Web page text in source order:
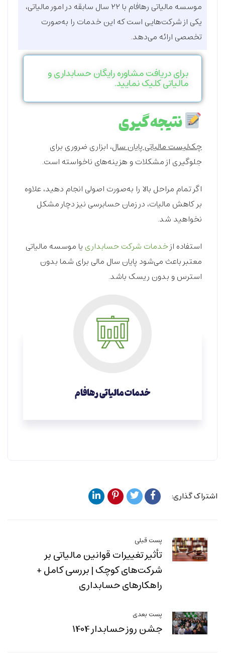
موسسه مالیاتی رهافام
با ۲۲ سال سابقه در امور مالیاتی،
یکی از شرکت‌هایی است که این خدمات را به‌صورت
تخصصی ارائه می‌دهد.
برای دریافت مشاوره رایگان حسابداری و
مالیاتی کلیک نمایید.
نتیجه گیری
چک‌لیست مالیاتی پایان سال، ابزاری ضروری برای
جلوگیری از مشکلات و هزینه‌های ناخواسته است.
اگر تمام مراحل بالا را به‌صورت اصولی انجام دهید، علاوه
بر کاهش مالیات، در زمان حسابرسی نیز دچار مشکل
نخواهید شد.
استفاده ازخدمات شرکت حسابداری یا موسسه مالیاتی
معتبر باعث می‌شود پایان سال مالی برای شما بدون
استرس و بدون ریسک باشد.
خدمات مالیاتی رهافام
اشتراک گذاری:
پست قبلی
تأثیر تغییرات قوانین مالیاتی بر
شرکت‌های کوچک | بررسی کامل +
راهکارهای حسابداری
پست بعدی
جشن روز حسابدار 1404